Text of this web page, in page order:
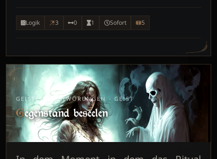
Logik 3 0 1 Sofort 5
GEISTERBESCHWÖRUNGEN - GEIST
Gegenstand beseelen